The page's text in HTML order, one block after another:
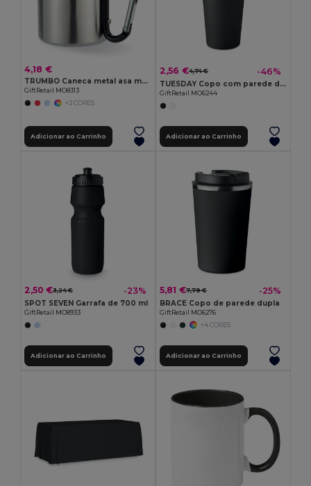
4,18 €
TRUMBO Caneca metal asa mosquetão
GiftRetail MO8313
+2 CORES
Adicionar ao Carrinho
2,56 €4,74 € -46%
TUESDAY Copo com parede dupla
GiftRetail MO6244
Adicionar ao Carrinho
2,50 €3,24 € -23%
SPOT SEVEN Garrafa de 700 ml
GiftRetail MO8933
Adicionar ao Carrinho
5,81 €7,79 € -25%
BRACE Copo de parede dupla
GiftRetail MO6276
+4 CORES
Adicionar ao Carrinho